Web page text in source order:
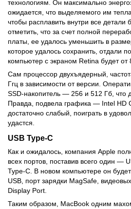
технологиям. Он максимально
ожидается, что выделяемого им
чтобы расплавить внутри все детали
отметить, что за счет полной
платы, ее удалось уменьшить в
которое удалось сохранить, отдали
компьютер с экраном Retina будет от
Сам процессор двухъядерный,
Ггц в зависимости от версии.
SSD-накопитель — 256 и 512 Гб, что
Правда, подвела графика — Intel HD
достаточно слабый, поиграть в
удастся.
USB Type-C
Как и ожидалось, компания Apple
всех портов, поставив всего один —
Type-C. В новом компьютере он
USB, порт зарядки MagSafe,
Display Port.
Таким образом, MacBook одним